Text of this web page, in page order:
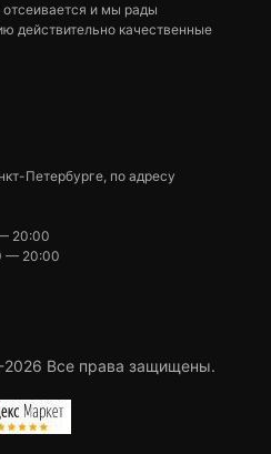
отсеивается и мы рады
действительно качественные
Петербурге, по адресу
20:00
— 20:00
2026 Все права защищены.